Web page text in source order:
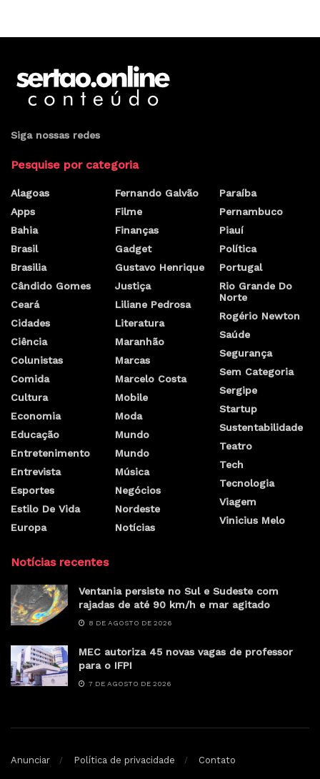
Siga nossas redes
Pesquise por categoria
Alagoas
Apps
Bahia
Brasil
Brasilia
Cândido Gomes
Ceará
Cidades
Ciência
Colunistas
Comida
Cultura
Economia
Educação
Entretenimento
Entrevista
Esportes
Estilo De Vida
Europa
Fernando Galvão
Filme
Finanças
Gadget
Gustavo Henrique
Justiça
Liliane Pedrosa
Literatura
Maranhão
Marcas
Marcelo Costa
Mobile
Moda
Mundo
Mundo
Música
Negócios
Nordeste
Notícias
Paraíba
Pernambuco
Piauí
Política
Portugal
Rio Grande Do
Norte
Rogério Newton
Saúde
Segurança
Sem Categoria
Sergipe
Startup
Sustentabilidade
Teatro
Tech
Tecnologia
Viagem
Vinicius Melo
Notícias recentes
Ventania persiste no Sul e Sudeste com
rajadas de até 90 km/h e mar agitado
8 DE AGOSTO DE 2026
MEC autoriza 45 novas vagas de professor
para o IFPI
7 DE AGOSTO DE 2026
Anunciar Política de privacidade Contato